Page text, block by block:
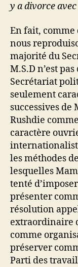
y a divorce
Enfait, comme
nous
majorité du
M.S.D n’est
Secrétariat
seulement
successives de
Rushdie
caractère
les méthodes
lesquelles
tenté
présenter
résolution
extraordinaire
comme
préserver
Parti des